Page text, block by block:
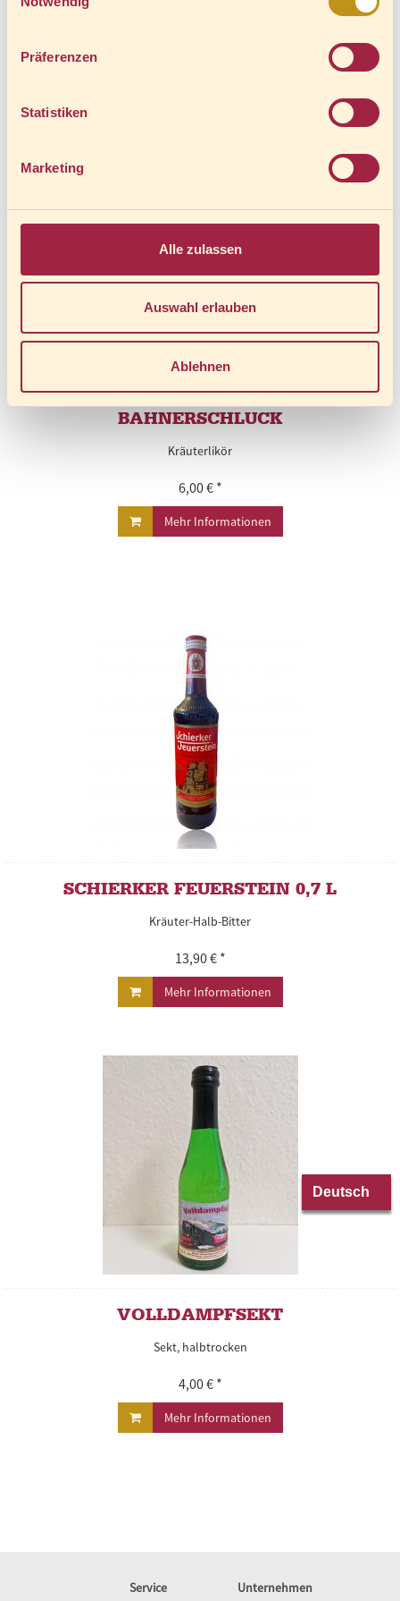
Präferenzen
Statistiken
Marketing
Alle zulassen
Auswahl erlauben
Ablehnen
BAHNERSCHLUCK
Kräuterlikör
6,00 € *
Mehr Informationen
SCHIERKER FEUERSTEIN 0,7 L
Kräuter-Halb-Bitter
13,90 € *
Mehr Informationen
VOLLDAMPFSEKT
Sekt, halbtrocken
4,00 € *
Mehr Informationen
Service
Unternehmen